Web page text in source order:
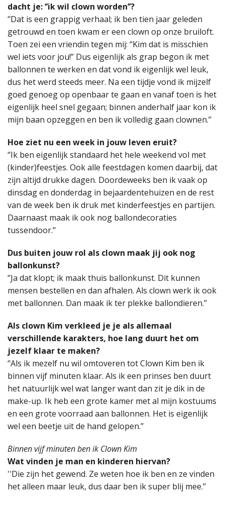
dacht je: ‘’ik wil clown worden’’?
‘’Dat is een grappig verhaal; ik ben tien jaar geleden
getrouwd en toen kwam er een clown op onze bruiloft.
Toen zei een vriendin tegen mij: ‘’Kim dat is misschien
wel iets voor jou!” Dus eigenlijk als grap begon ik met
ballonnen te werken en dat vond ik eigenlijk wel leuk,
dus het werd steeds meer. Na een tijdje vond ik mijzelf
goed genoeg op openbaar te gaan en vanaf toen is het
eigenlijk heel snel gegaan; binnen anderhalf jaar kon ik
mijn baan opzeggen en ben ik volledig gaan clownen.’’
Hoe ziet nu een week in jouw leven eruit?
‘’Ik ben eigenlijk standaard het hele weekend vol met
(kinder)feestjes. Ook alle feestdagen komen daarbij, dat
zijn altijd drukke dagen. Doordeweeks ben ik vaak op
dinsdag en donderdag in bejaardentehuizen en de rest
van de week ben ik druk met kinderfeestjes en partijen.
Daarnaast maak ik ook nog ballondecoraties
tussendoor.’’
Dus buiten jouw rol als clown maak jij ook nog
ballonkunst?
‘’Ja dat klopt; ik maak thuis ballonkunst. Dit kunnen
mensen bestellen en dan afhalen. Als clown werk ik ook
met ballonnen. Dan maak ik ter plekke ballondieren.’’
Als clown Kim verkleed je je als allemaal
verschillende karakters, hoe lang duurt het om
jezelf klaar te maken?
‘’Als ik mezelf nu wil omtoveren tot Clown Kim ben ik
binnen vijf minuten klaar. Als ik een prinses ben duurt
het natuurlijk wel wat langer want dan zit je dik in de
make-up. Ik heb een grote kamer met al mijn kostuums
en een grote voorraad aan ballonnen. Het is eigenlijk
wel een beetje uit de hand gelopen.’’
Binnen vijf minuten ben ik Clown Kim
Wat vinden je man en kinderen hiervan?
''Die zijn het gewend. Ze weten hoe ik ben en ze vinden
het alleen maar leuk, dus daar ben ik super blij mee.’’